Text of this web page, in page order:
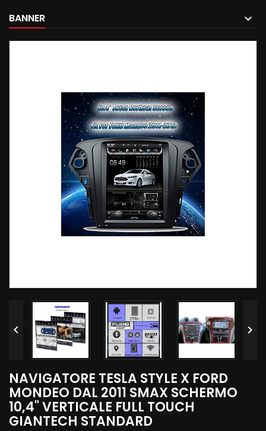
BANNER
 
NAVIGATORE TESLA STYLE X FORD
MONDEO DAL 2011 SMAX SCHERMO
10,4" VERTICALE FULL TOUCH
GIANTECH STANDARD